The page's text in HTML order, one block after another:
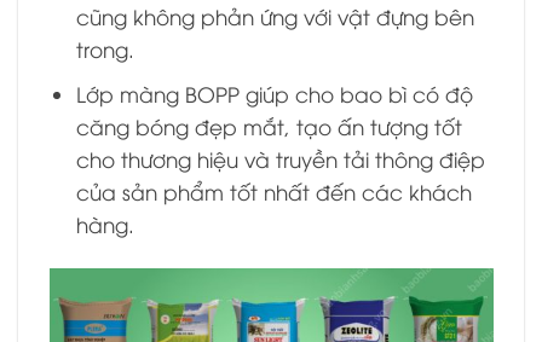
cũng không phản ứng với vật đựng bên
trong.
Lớp màng BOPP giúp cho bao bì có độ
căng bóng đẹp mắt, tạo ấn tượng tốt
cho thương hiệu và truyền tải thông điệp
của sản phẩm tốt nhất đến các khách
hàng.